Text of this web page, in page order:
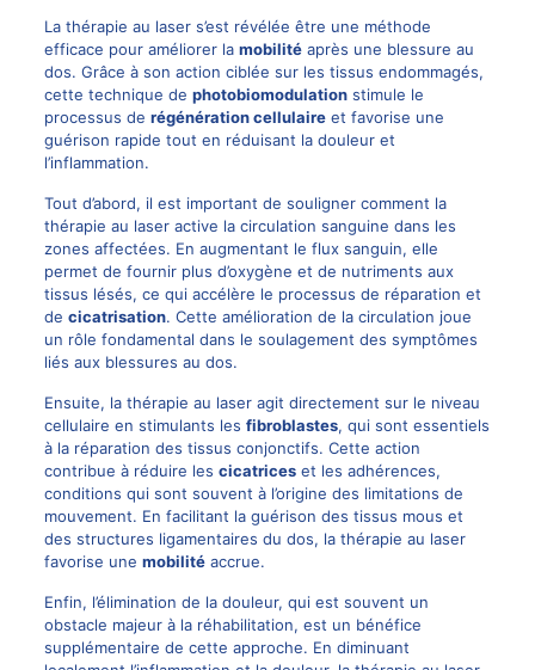
La thérapie au laser s’est révélée être une méthode
efficace pour améliorer la mobilitéaprès une blessure au
dos. Grâce à son action ciblée sur les tissus endommagés,
cette technique de photobiomodulationstimule le
processus de régénération cellulaireet favorise une
guérison rapide tout en réduisant la douleur et
l’inflammation.
Tout d’abord, il est important de souligner comment la
thérapie au laser active la circulation sanguine dans les
zones affectées. En augmentant le flux sanguin, elle
permet de fournir plus d’oxygène et de nutriments aux
tissus lésés, ce qui accélère le processus de réparation et
de cicatrisation. Cette amélioration de la circulation joue
un rôle fondamental dans le soulagement des symptômes
liés aux blessures au dos.
Ensuite, la thérapie au laser agit directement sur le niveau
cellulaire en stimulants les fibroblastes, qui sont essentiels
à la réparation des tissus conjonctifs. Cette action
contribue à réduire les cicatriceset les adhérences,
conditions qui sont souvent à l’origine des limitations de
mouvement. En facilitant la guérison des tissus mous et
des structures ligamentaires du dos, la thérapie au laser
favorise une mobilitéaccrue.
Enfin, l’élimination de la douleur, qui est souvent un
obstacle majeur à la réhabilitation, est un bénéfice
supplémentaire de cette approche. En diminuant